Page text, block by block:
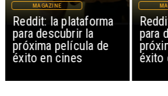
Reddit: la plataforma
para descubrir la
próxima película de
éxito en cines
MAGAZINE
para
éxito